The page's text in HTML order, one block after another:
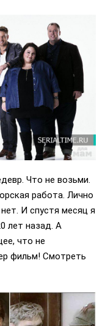
Что не возьми.
работа. Лично
И спустя месяц я
лет назад. А
что не
фильм! Смотреть